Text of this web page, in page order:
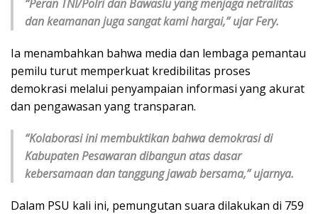
“Peran TNI/Polri dan Bawaslu yang menjaga netralitas
dan keamanan juga sangat kami hargai,” ujar Fery.
Ia menambahkan bahwa media dan lembaga pemantau
pemilu turut memperkuat kredibilitas proses
demokrasi melalui penyampaian informasi yang akurat
dan pengawasan yang transparan.
“Kolaborasi ini membuktikan bahwa demokrasi di
Kabupaten Pesawaran dibangun atas dasar
kebersamaan dan tanggung jawab bersama,” ujarnya.
Dalam PSU kali ini, pemungutan suara dilakukan di 759